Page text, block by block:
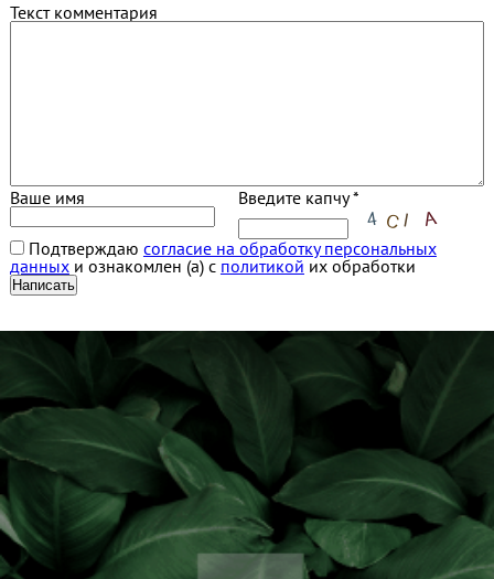
Текст комментария
Ваше имя Введите капчу *
Подтверждаю согласие на обработку персональных
данныхи ознакомлен (а) с политикой их обработки